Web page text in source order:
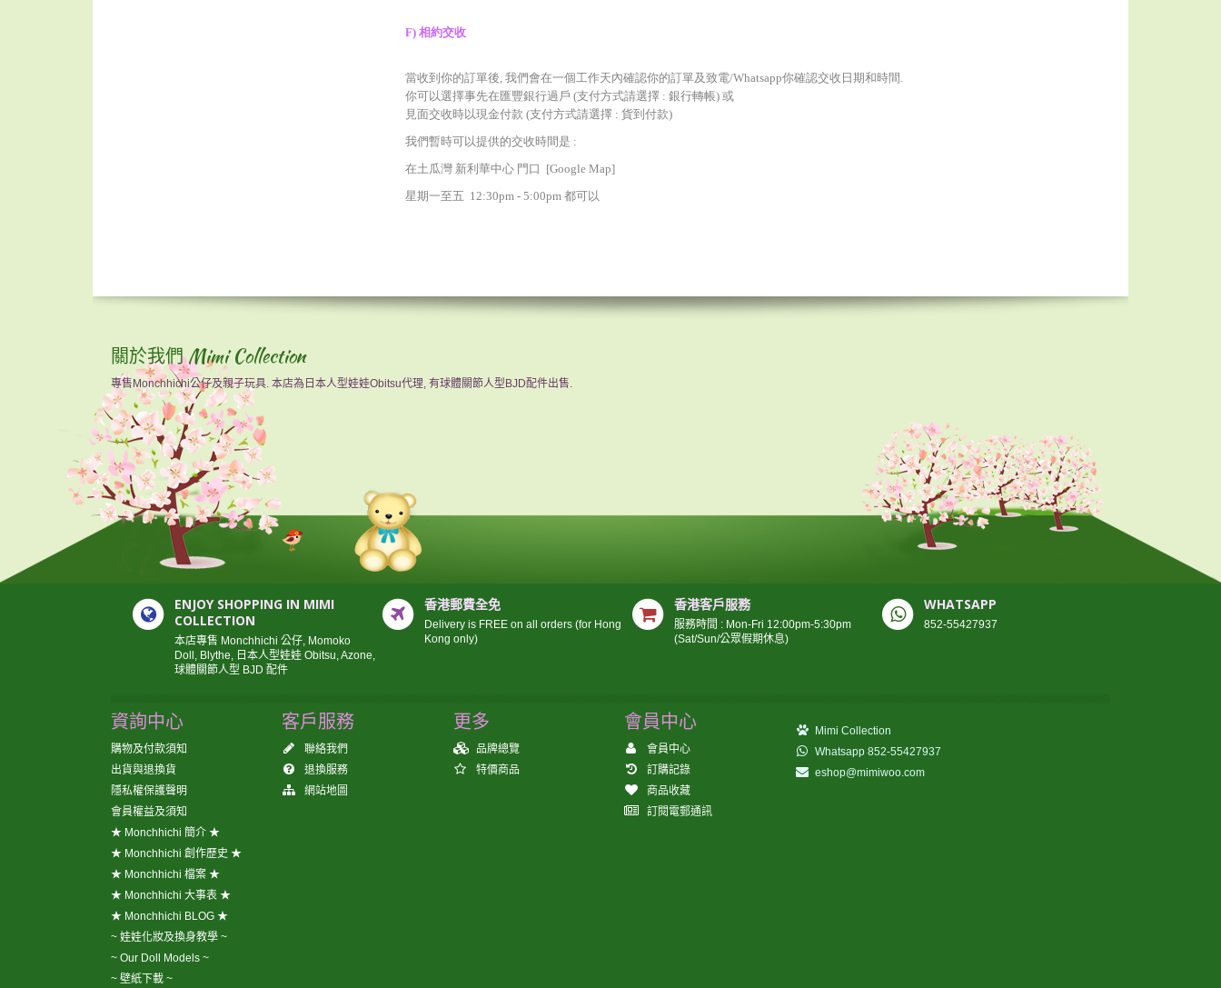
F) 相約交收
當收到你的訂單後, 我們會在一個工作天內確認你的訂單及致電/Whatsapp你確認交收日期和時間.
你可以選擇事先在匯豐銀行過戶 (支付方式請選擇 : 銀行轉帳) 或
見面交收時以現金付款 (支付方式請選擇 : 貨到付款)
我們暫時可以提供的交收時間是 :
在土瓜灣 新利華中心 門口 [Google Map]
星期一至五 12:30pm - 5:00pm 都可以
關於我們 Mimi Collection
專售Monchhichi公仔及親子玩具. 本店為日本人型娃娃Obitsu代理, 有球體關節人型BJD配件出售.
ENJOY SHOPPING IN MIMI
COLLECTION
本店專售 Monchhichi 公仔, Momoko
Doll, Blythe, 日本人型娃娃 Obitsu, Azone,
球體關節人型 BJD 配件
香港郵費全免
Delivery is FREE on all orders (for Hong
Kong only)
香港客戶服務
服務時間 : Mon-Fri 12:00pm-5:30pm
(Sat/Sun/公眾假期休息)
WHATSAPP
852-55427937
資詢中心
購物及付款須知
出貨與退換貨
隱私權保護聲明
會員權益及須知
★ Monchhichi 簡介 ★
★ Monchhichi 創作歷史 ★
★ Monchhichi 檔案 ★
★ Monchhichi 大事表 ★
★ Monchhichi BLOG ★
~ 娃娃化妝及換身教學 ~
~ Our Doll Models ~
~ 壁紙下載 ~
客戶服務
聯絡我們
退換服務
網站地圖
更多
品牌總覽
特價商品
會員中心
會員中心
訂購記錄
商品收藏
訂閱電郵通訊
Mimi Collection
Whatsapp 852-55427937
eshop@mimiwoo.com